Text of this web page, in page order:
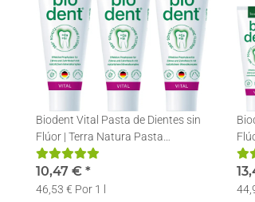
Biodent Vital Pasta de Dientes sin
Flúor | Terra Natura Pasta
Dentífrica | 3 x 75ml
10,47 € *
46,53 € Por 1 l